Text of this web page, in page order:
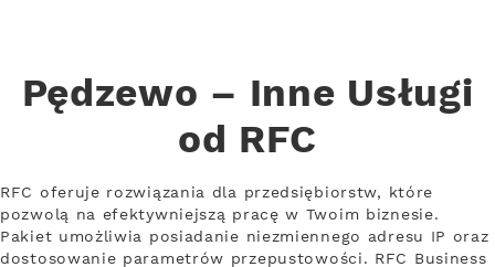
Pędzewo – Inne Usługi
od RFC
RFC oferuje rozwiązania dla przedsiębiorstw, które
pozwolą na efektywniejszą pracę w Twoim biznesie.
Pakiet umożliwia posiadanie niezmiennego adresu IP oraz
dostosowanie parametrów przepustowości. RFC Business